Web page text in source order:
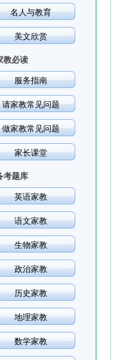
名人与教育
美文欣赏
教必读
服务指南
请家教常见问题
做家教常见问题
家长课堂
考题库
英语家教
语文家教
生物家教
政治家教
历史家教
地理家教
数学家教